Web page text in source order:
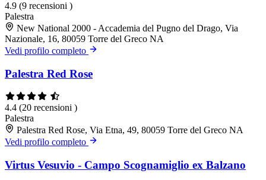
4.9 (9 recensioni )
Palestra
New National 2000 - Accademia del Pugno del Drago, Via
Nazionale, 16, 80059 Torre del Greco NA
Vedi profilo completo
Palestra Red Rose
4.4 (20 recensioni )
Palestra
Palestra Red Rose, Via Etna, 49, 80059 Torre del Greco NA
Vedi profilo completo
Virtus Vesuvio - Campo Scognamiglio ex Balzano